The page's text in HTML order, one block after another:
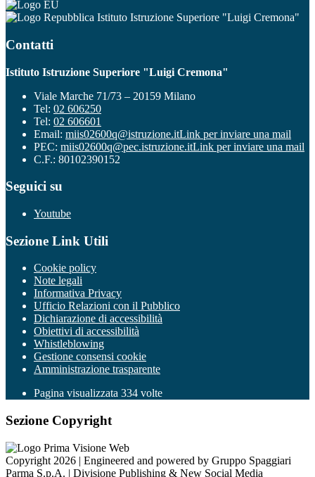
Istituto Istruzione Superiore "Luigi Cremona"
Contatti
Istituto Istruzione Superiore "Luigi Cremona"
Viale Marche 71/73 – 20159 Milano
Tel: 02 606250
Tel: 02 606601
Email: miis02600q@istruzione.itLink per inviare una mail
PEC: miis02600q@pec.istruzione.itLink per inviare una mail
C.F.: 80102390152
Seguici su
Youtube
Sezione Link Utili
Cookie policy
Note legali
Informativa Privacy
Ufficio Relazioni con il Pubblico
Dichiarazione di accessibilità
Obiettivi di accessibilità
Whistleblowing
Gestione consensi cookie
Amministrazione trasparente
Pagina visualizzata 334 volte
Sezione Copyright
Copyright 2026 | Engineered and powered by Gruppo Spaggiari
Parma S.p.A. | Divisione Publishing & New Social Media